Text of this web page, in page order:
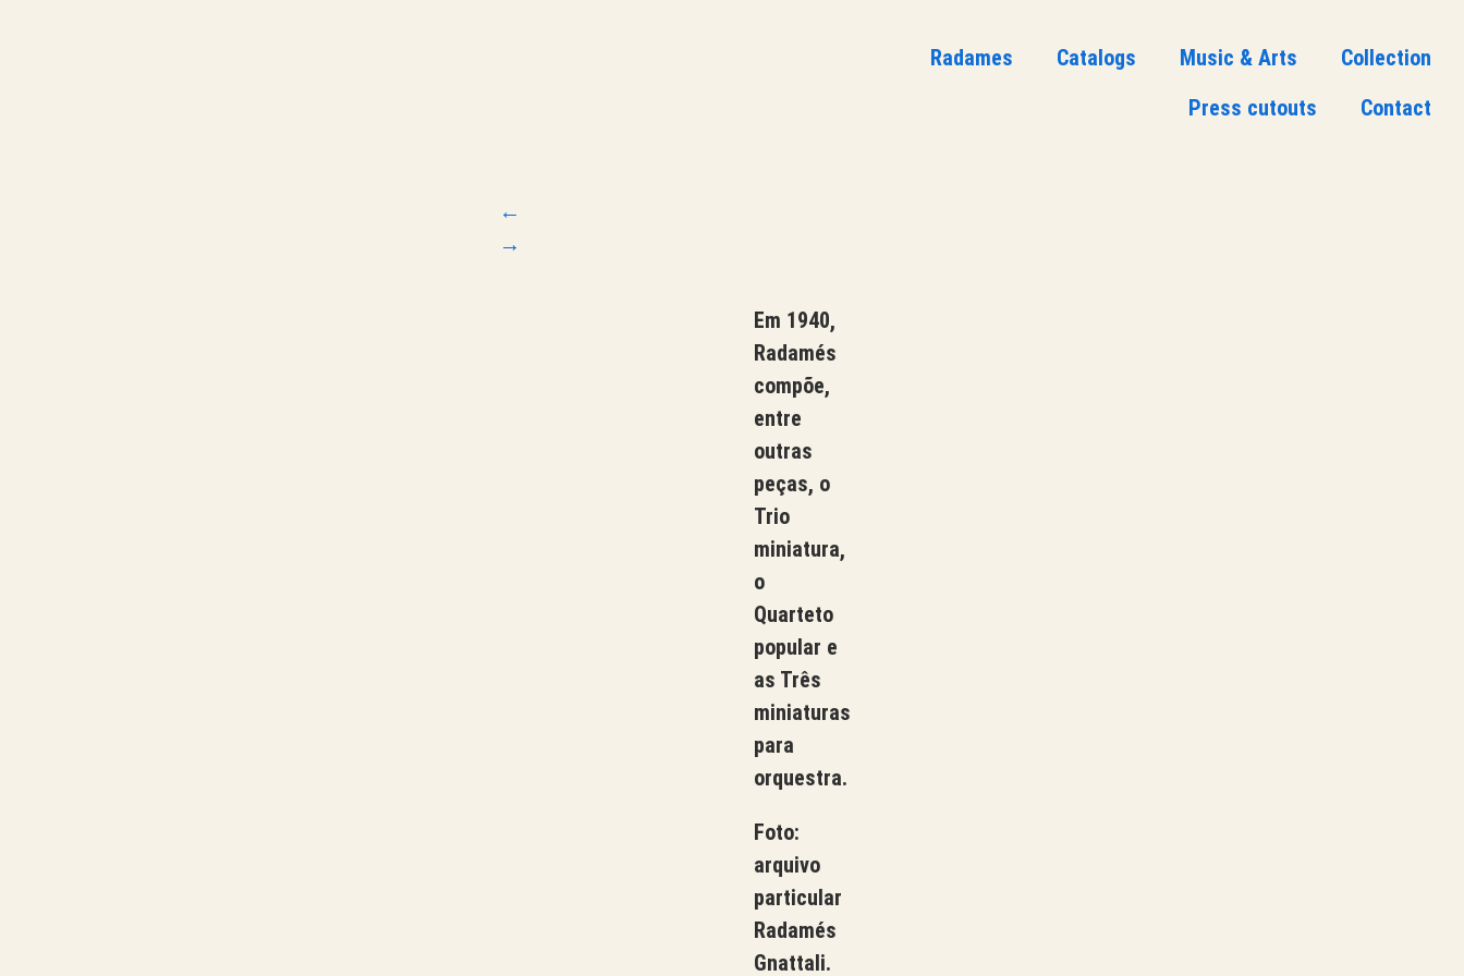
Radames Catalogs Music & Arts
Collection
Press cutouts
Contact
←
→
Em 1940,
Radamés
compõe,
entre
outras
peças, o
Trio
miniatura,
o
Quarteto
popular e
as Três
miniaturas
para
orquestra.
Foto:
arquivo
particular
Radamés
Gnattali.